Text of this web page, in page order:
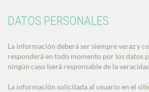
DATOS PERSONALES
La información deberá ser siempre veraz y
responderá en todo momento por los datos
ningún caso Iserá responsable de la
La información solicitada al usuario en el